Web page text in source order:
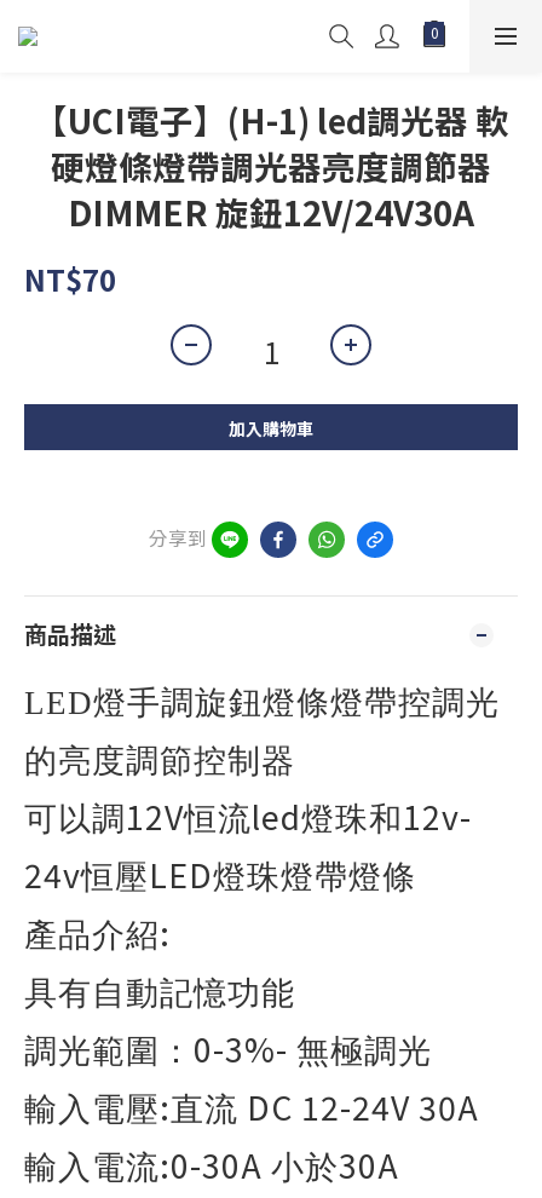
【UCI電子】(H-1) led調光器 軟
硬燈條燈帶調光器亮度調節器
DIMMER 旋鈕12V/24V30A
NT$70
加入購物車
分享到
商品描述
LED燈手調旋鈕燈條燈帶控調光
的亮度調節控制器
可以調 12V恒流led燈珠和12v-
24v恒壓LED燈珠燈帶燈條
產品介紹:
具有自動記憶功能
調光範圍： 0-3%- 無極調光
輸入電壓:直流 DC 12-24V 30A
輸入電流:0-30A 小於30A